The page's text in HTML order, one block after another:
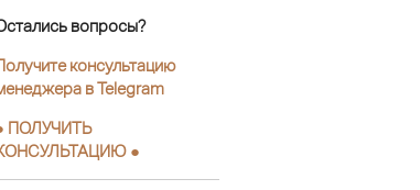
вопросы?
консультацию
в Telegram
ПОЛУЧИТЬ
●